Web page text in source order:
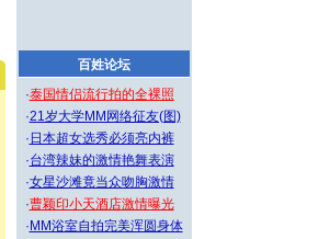
百姓论坛
·泰国情侣流行拍的全裸照
·21岁大学MM网络征友(图)
· 日本超女选秀必须亮内裤
·台湾辣妹的激情艳舞表演
·女星沙滩竟当众吻胸激情
·曹颖印小天酒店激情曝光
· MM浴室自拍完美浑圆身体